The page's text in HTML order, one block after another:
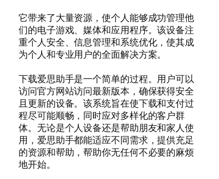
它带来了大量资源，使个人能够成功管理他
们的电子游戏、媒体和应用程序。该设备注
重个人安全、信息管理和系统优化，使其成
为个人和专业用户的全面解决方案。
下载爱思助手是一个简单的过程。用户可以
访问官方网站访问最新版本，确保获得安全
且更新的设备。该系统旨在使下载和支付过
程尽可能顺畅，同时应对多样化的客户群
体。无论是个人设备还是帮助朋友和家人使
用，爱思助手都能适应不同需求，提供充足
的资源和帮助，帮助你无任何不必要的麻烦
地开始。